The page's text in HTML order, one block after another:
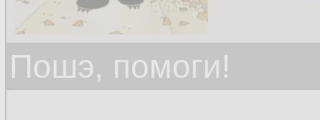
Пошэ, помоги!